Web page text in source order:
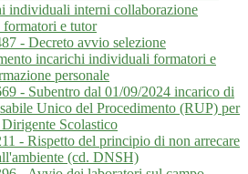
individuali interni collaborazione
e tutor
- Decreto avvio selezione
incarichi individuali formatori e
personale
- Subentro dal 01/09/2024 incarico di
Unico del Procedimento (RUP) per
Scolastico
- Rispetto del principio di non arrecare
(cd. DNSH)